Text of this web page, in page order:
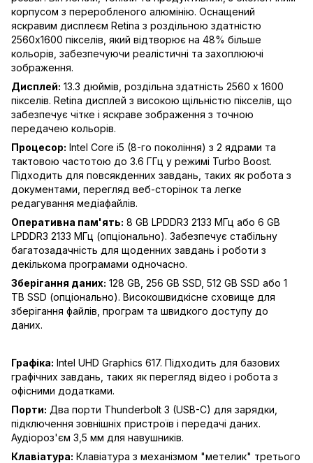
корпусом з переробленого алюмінію. Оснащений
яскравим дисплеєм Retina з роздільною здатністю
2560x1600 пікселів, який відтворює на 48% більше
кольорів, забезпечуючи реалістичні та захоплюючі
зображення.
Дисплей: 13.3 дюймів, роздільна здатність 2560 x 1600
пікселів. Retina дисплей з високою щільністю пікселів, що
забезпечує чітке і яскраве зображення з точною
передачею кольорів.
Процесор: Intel Core i5 (8-го покоління) з 2 ядрами та
тактовою частотою до 3.6 ГГц у режимі Turbo Boost.
Підходить для повсякденних завдань, таких як робота з
документами, перегляд веб-сторінок та легке
редагування медіафайлів.
Оперативна пам'ять: 8 GB LPDDR3 2133 МГц або 6 GB
LPDDR3 2133 МГц (опціонально). Забезпечує стабільну
багатозадачність для щоденних завдань і роботи з
декількома програмами одночасно.
Зберігання даних: 128 GB, 256 GB SSD, 512 GB SSD або 1
TB SSD (опціонально). Високошвидкісне сховище для
зберігання файлів, програм та швидкого доступу до
даних.
Графіка: Intel UHD Graphics 617. Підходить для базових
графічних завдань, таких як перегляд відео і робота з
офісними додатками.
Порти: Два порти Thunderbolt 3 (USB-C) для зарядки,
підключення зовнішніх пристроїв і передачі даних.
Аудіороз'єм 3,5 мм для навушників.
Клавіатура: Клавіатура з механізмом "метелик" третього